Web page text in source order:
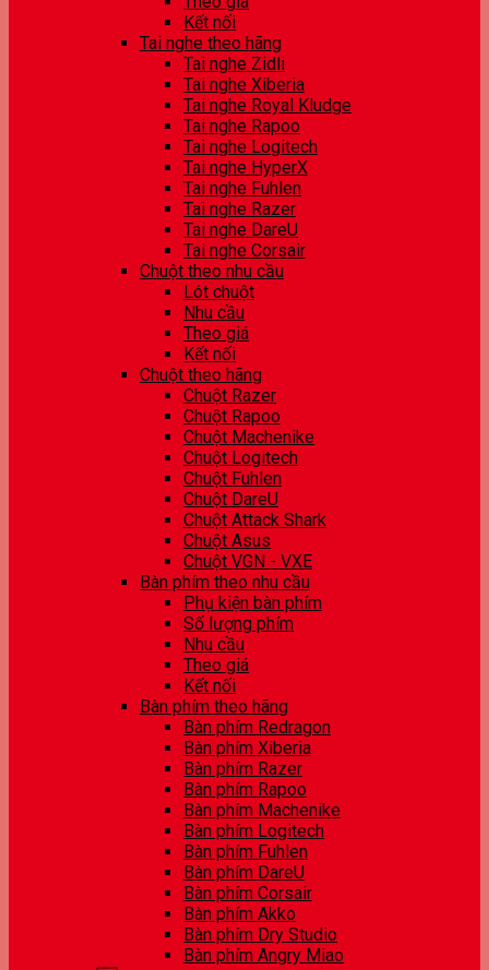
Kết nối
Tai nghe theo hãng
Tai nghe Zidli
Tai nghe Xiberia
Tai nghe Royal Kludge
Tai nghe Rapoo
Tai nghe Logitech
Tai nghe HyperX
Tai nghe Fuhlen
Tai nghe Razer
Tai nghe DareU
Tai nghe Corsair
Chuột theo nhu cầu
Lót chuột
Nhu cầu
Theo giá
Kết nối
Chuột theo hãng
Chuột Razer
Chuột Rapoo
Chuột Machenike
Chuột Logitech
Chuột Fuhlen
Chuột DareU
Chuột Attack Shark
Chuột Asus
Chuột VGN - VXE
Bàn phím theo nhu cầu
Phụ kiện bàn phím
Số lượng phím
Nhu cầu
Theo giá
Kết nối
Bàn phím theo hãng
Bàn phím Redragon
Bàn phím Xiberia
Bàn phím Razer
Bàn phím Rapoo
Bàn phím Machenike
Bàn phím Logitech
Bàn phím Fuhlen
Bàn phím DareU
Bàn phím Corsair
Bàn phím Akko
Bàn phím Dry Studio
Bàn phím Angry Miao